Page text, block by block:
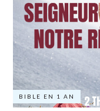
BIBLE EN 1 AN